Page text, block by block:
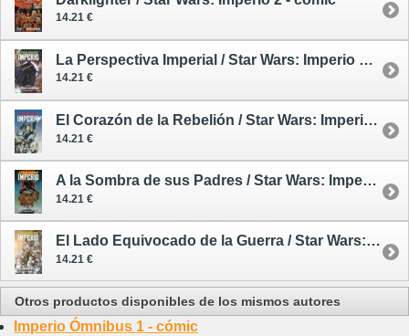
14.21 €
La Perspectiva Imperial / Star Wars: Imperio 3 - cómic
14.21 €
El Corazón de la Rebelión / Star Wars: Imperio 4 - cómic
14.21 €
A la Sombra de sus Padres / Star Wars: Imperio 6 - cómic
14.21 €
El Lado Equivocado de la Guerra / Star Wars: Imperio 7 - cómic
14.21 €
Otros productos disponibles de los mismos autores
Imperio Ómnibus 1 - cómic